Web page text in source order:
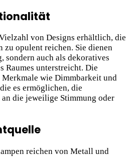
von Designs erhältlich, die
zu opulent reichen. Sie dienen
sondern auch als dekoratives
Raumes unterstreicht. Die
wie Dimmbarkeit und
es ermöglichen, die
die jeweilige Stimmung oder
reichen von Metall und